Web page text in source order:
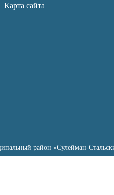
Карта сайта
район «Сулейман-